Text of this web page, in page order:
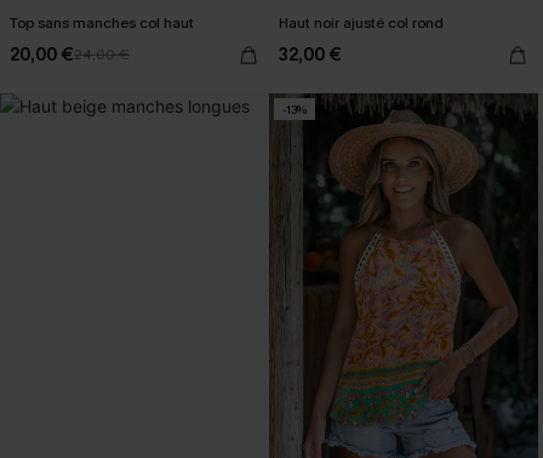
Top sans manches col haut
20,00 €24,00 €
Haut noir ajusté col rond
32,00 €
-13%